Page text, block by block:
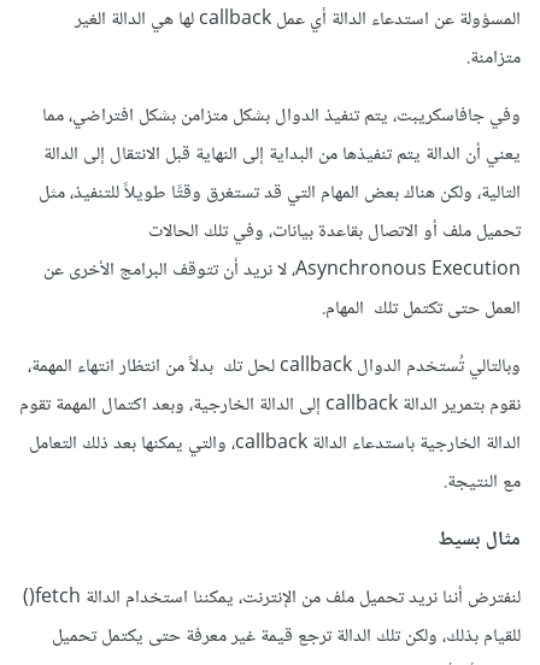
المسؤولة عن استدعاء الدالة أي عمل callback لها هي الدالة الغير
متزامنة.
وفي جافاسكريبت، يتم تنفيذ الدوال بشكل متزامن بشكل افتراضي، مما
يعني أن الدالة يتم تنفيذها من البداية إلى النهاية قبل الانتقال إلى الدالة
التالية، ولكن هناك بعض المهام التي قد تستغرق وقتًا طويلاً للتنفيذ، مثل
تحميل ملف أو الاتصال بقاعدة بيانات، وفي تلك الحالات
Asynchronous Execution، لا نريد أن تتوقف البرامج الأخرى عن
العمل حتى تكتمل تلك المهام.
وبالتالي تُستخدم الدوال callback لحل تك بدلاً من انتظار انتهاء المهمة،
نقوم بتمرير الدالة callback إلى الدالة الخارجية، وبعد اكتمال المهمة تقوم
الدالة الخارجية باستدعاء الدالة callback، والتي يمكنها بعد ذلك التعامل
مع النتيجة.
مثال بسيط
لنفترض أننا نريد تحميل ملف من الإنترنت، يمكننا استخدام الدالة fetch()
للقيام بذلك، ولكن تلك الدالة ترجع قيمة غير معرفة حتى يكتمل تحميل